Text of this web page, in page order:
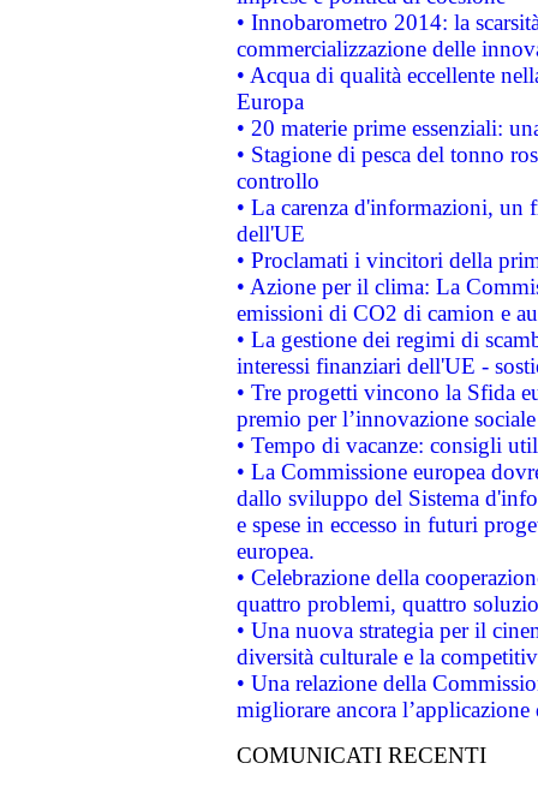
• Innobarometro 2014: la
commercializzazione delle
• Acqua di qualità eccellente
Europa
• 20 materie prime essenziali:
• Stagione di pesca del tonno
controllo
• La carenza d'informazioni, un
dell'UE
• Proclamati i vincitori della
• Azione per il clima: La
emissioni di CO2 di camion e
• La gestione dei regimi di
interessi finanziari dell'UE -
• Tre progetti vincono la Sfida
premio per l’innovazione sociale
• Tempo di vacanze: consigli
• La Commissione europea
dallo sviluppo del Sistema
e spese in eccesso in futuri
europea.
• Celebrazione della
quattro problemi, quattro
• Una nuova strategia per il
diversità culturale e la
• Una relazione della
migliorare ancora
COMUNICATI RECENTI